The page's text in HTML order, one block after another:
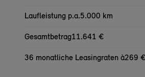
Laufleistung p.a.5.000 km
Gesamtbetrag11.641 €
36 monatliche Leasingraten à269 €